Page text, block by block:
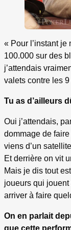
« Pour l’instant
100.000 sur des
j’attendais
valets contre les 9
Tu as d’ailleurs
Oui j’attendais,
dommage de
viens d’un
Et derrière on vit
Mais je dis tout
joueurs qui jouent
arriver à faire
On en parlait